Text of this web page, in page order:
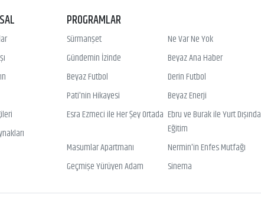
PROGRAMLAR
Sürmanşet Ne Var Ne Yok
Gündemin İzinde
Beyaz Ana Haber
Beyaz Futbol
Derin Futbol
Pati'nin Hikayesi
Beyaz Enerji
Esra Ezmeci ile Her Şey Ortada Ebru ve Burak ile Yurt Dışında
Eğitim
Masumlar Apartmanı Nermin'in Enfes Mutfağı
Geçmişe Yürüyen Adam
Sinema